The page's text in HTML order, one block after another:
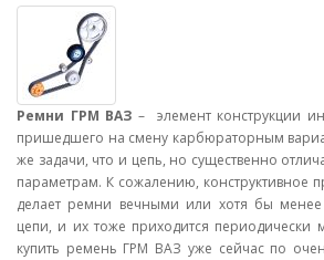
Ремни ГРМ ВАЗ – элемент конструкции
пришедшего на смену карбюраторным
же задачи, что и цепь, но существенно
параметрам. К сожалению, конструктивное
делает ремни вечными или хотя бы
цепи, и их тоже приходится периодически
купить ремень ГРМ ВАЗ уже сейчас по